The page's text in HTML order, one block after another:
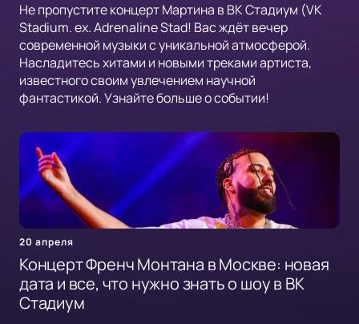
Не пропустите концерт Мартина в ВК Стадиум (VK
Stadium. ex. Adrenaline Stad! Вас ждёт вечер
современной музыки с уникальной атмосферой.
Насладитесь хитами и новыми треками артиста,
известного своим увлечением научной
фантастикой. Узнайте больше о событии!
20 апреля
Концерт Френч Монтана в Москве: новая
дата и все, что нужно знать о шоу в ВК
Стадиум